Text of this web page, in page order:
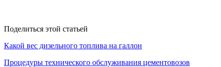
Поделиться этой статьей
Какой вес дизельного топлива на галлон
Процедуры технического обслуживания цементовозов